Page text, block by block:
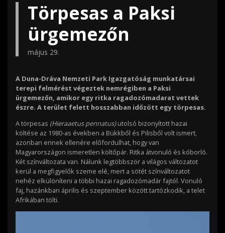
Törpesas a Paksi
ürgemezőn
május 29.
A Duna-Dráva Nemzeti Park Igazgatóság munkatársai
terepi felmérést végeztek nemrégiben a Paksi
ürgemezőn, amikor egy ritka ragadozómadarat vettek
észre. A terület felett hosszabban időzött egy törpesas.
A törpesas (Hieraaetus pennatus)utolsó bizonyított hazai
költése az 1980-as években a Bükkből és Pilisből volt ismert,
azonban ennek ellenére előfordulhat, hogy van
Magyarországon ismeretlen költőpár. Ritka átvonuló és kóborló.
Két színváltozata van. Nálunk legtöbbször a világos változatot
kerül a megfigyelők szeme elé, mert a sötét színváltozatot
nehéz elkülöníteni a többi hazai ragadozómadár fajtól. Vonuló
faj, hazánkban április és szeptember között tartózkodik, a telet
Afrikában tölti.